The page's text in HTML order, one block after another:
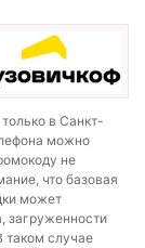
в Санкт-
можно
не
что базовая
может
загруженности
таком случае